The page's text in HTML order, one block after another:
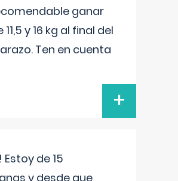
ganar
y 16 kg al final del
Ten en cuenta
+
Estoy de 15
y desde que